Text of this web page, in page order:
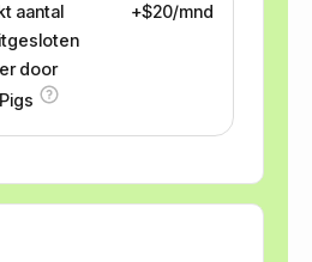
aantal
door
+$20/mnd